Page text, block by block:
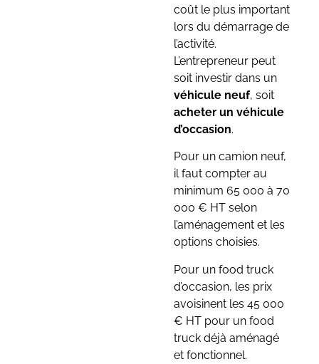
coût le plus important
lors du démarrage de
l’activité.
L’entrepreneur peut
soit investir dans un
véhicule neuf, soit
acheter un véhicule
d’occasion.
Pour un camion neuf,
il faut compter au
minimum 65 000 à 70
000 € HT selon
l’aménagement et les
options choisies.
Pour un food truck
d’occasion, les prix
avoisinent les 45 000
€ HT pour un food
truck déjà aménagé
et fonctionnel.